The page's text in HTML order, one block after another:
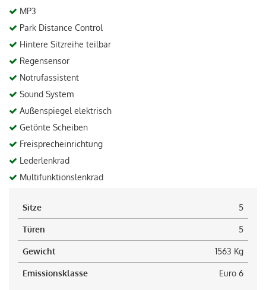
MP3
Park Distance Control
Hintere Sitzreihe teilbar
Regensensor
Notrufassistent
Sound System
Außenspiegel elektrisch
Getönte Scheiben
Freisprecheinrichtung
Lederlenkrad
Multifunktionslenkrad
Sitze 5
Türen 5
Gewicht 1563 Kg
Emissionsklasse Euro 6